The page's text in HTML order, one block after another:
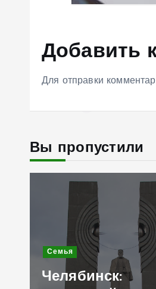
Добавить
Для отправки
Вы пропустили
Современное
Керамогранит
дерево»: